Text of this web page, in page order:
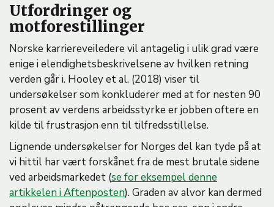
Utfordringer og
motforestillinger
Norske karriereveiledere vil antagelig i ulik grad være
enige i elendighetsbeskrivelsene av hvilken retning
verden går i. Hooley et al. (2018) viser til
undersøkelser som konkluderer med at for nesten 90
prosent av verdens arbeidsstyrke er jobben oftere en
kilde til frustrasjon enn til tilfredsstillelse.
Lignende undersøkelser for Norges del kan tyde på at
vi hittil har vært forskånet fra de mest brutale sidene
ved arbeidsmarkedet (se for eksempel denne
artikkelen i Aftenposten). Graden av alvor kan dermed